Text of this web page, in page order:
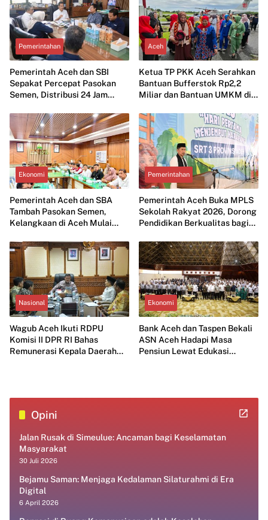
Pemerintahan
Pemerintah Aceh dan SBI
Sepakat Percepat Pasokan
Semen, Distribusi 24 Jam
Aceh
Ketua TP PKK Aceh Serahkan
Bantuan Bufferstok Rp2,2
Miliar dan Bantuan UMKM di
Ekonomi
Pemerintah Aceh dan SBA
Tambah Pasokan Semen,
Kelangkaan di Aceh Mulai
Pemerintahan
Pemerintah Aceh Buka MPLS
Sekolah Rakyat 2026, Dorong
Pendidikan Berkualitas bagi
Nasional
Wagub Aceh Ikuti RDPU
Komisi II DPR RI Bahas
Remunerasi Kepala Daerah
Ekonomi
Bank Aceh dan Taspen Bekali
ASN Aceh Hadapi Masa
Pensiun Lewat Edukasi
Opini
Jalan Rusak di Simeulue: Ancaman bagi Keselamatan
Masyarakat
30 Juli 2026
Bejamu Saman: Menjaga Kedalaman Silaturahmi di Era
Digital
6 April 2026